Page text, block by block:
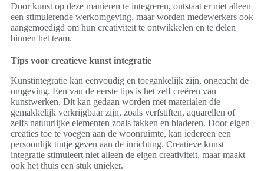
Door kunst op deze manieren te integreren, ontstaat er niet alleen
een stimulerende werkomgeving, maar worden medewerkers ook
aangemoedigd om hun creativiteit te ontwikkelen en te delen
binnen het team.
Tips voor creatieve kunst integratie
Kunstintegratie kan eenvoudig en toegankelijk zijn, ongeacht de
omgeving. Een van de eerste tips is het zelf creëren van
kunstwerken. Dit kan gedaan worden met materialen die
gemakkelijk verkrijgbaar zijn, zoals verfstiften, aquarellen of
zelfs natuurlijke elementen zoals takken en bladeren. Door eigen
creaties toe te voegen aan de woonruimte, kan iedereen een
persoonlijk tintje geven aan de inrichting. Creatieve kunst
integratie stimuleert niet alleen de eigen creativiteit, maar maakt
ook het thuis een stuk unieker.